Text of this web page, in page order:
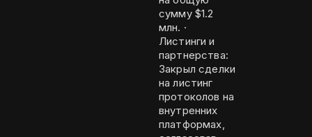
сумму $1.2
млн. ·
Листинги и
партнерства:
Закрыл сделки
на листинг
протоколов на
внутренних
платформах,